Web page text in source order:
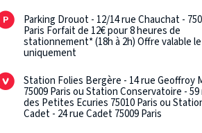
Parking Drouot - 12/14 rue Chauchat -
Paris Forfait de 12€ pour 8 heures de
stationnement* (18h à 2h) Offre valable
uniquement
Station Folies Bergère - 14 rue Geoffroy
75009 Paris ou Station Conservatoire - 59
des Petites Ecuries 75010 Paris ou
Cadet - 24 rue Cadet 75009 Paris